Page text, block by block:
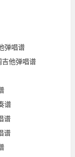
弹唱谱
他弹唱谱
谱
谱
谱